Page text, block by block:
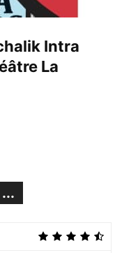
Intra
La